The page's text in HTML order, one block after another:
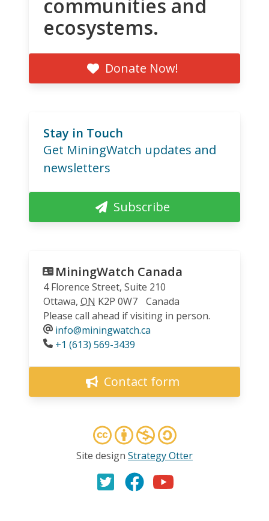
communities and
ecosystems.
Donate Now!
Stay in Touch
Get MiningWatch updates and
newsletters
Subscribe
MiningWatch Canada
4 Florence Street, Suite 210
Ottawa, ON K2P 0W7
Canada
Please call ahead if visiting in person.
info@miningwatch.ca
Phone
+1 (613) 569-3439
Contact form
Site design Strategy Otter